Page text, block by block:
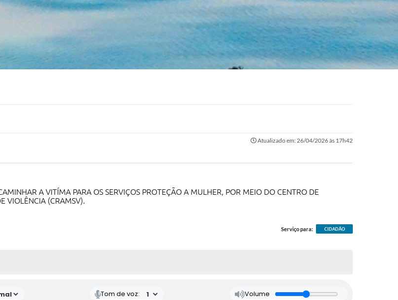
Atualizado em: 26/04/2026 às 17h42
A VITÍMA PARA OS SERVIÇOS PROTEÇÃO A MULHER, POR MEIO DO CENTRO DE
VIOLÊNCIA (CRAMSV).
Serviço para: CIDADÃO
Tom de voz: Volume